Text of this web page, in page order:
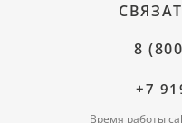
8
+7
Время работы